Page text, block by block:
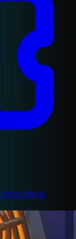
Actus Nous